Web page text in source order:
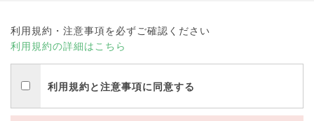
利用規約・注意事項を必ずご確認ください
利用規約の詳細はこちら
利用規約と注意事項に同意する